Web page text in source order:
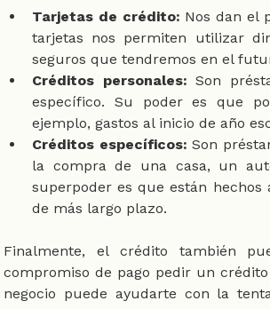
Tarjetas de crédito: Nos dan el
tarjetas nos permiten utilizar
seguros que tendremos en el
Créditos personales: Son
específico. Su poder es que
ejemplo, gastos al inicio de año
Créditos específicos: Son
la compra de una casa, un
superpoder es que están
de más largo plazo.
Finalmente, el crédito también
compromiso de pago pedir un
negocio puede ayudarte con la